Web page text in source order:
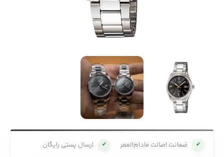
✔ ضمانت اصالت مادام‌العمر ✔ ارسال پستی رایگان